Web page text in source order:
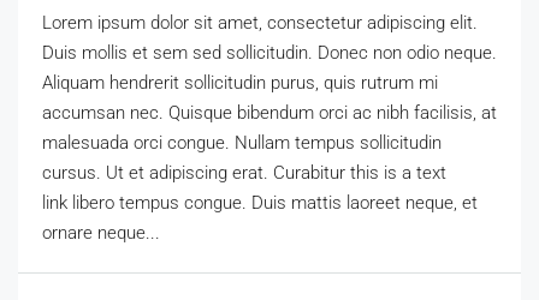
Lorem ipsum dolor sit amet, consectetur adipiscing elit.
Duis mollis et sem sed sollicitudin. Donec non odio neque.
Aliquam hendrerit sollicitudin purus, quis rutrum mi
accumsan nec. Quisque bibendum orci ac nibh facilisis, at
malesuada orci congue. Nullam tempus sollicitudin
cursus. Ut et adipiscing erat. Curabitur this is a text
link libero tempus congue. Duis mattis laoreet neque, et
ornare neque...